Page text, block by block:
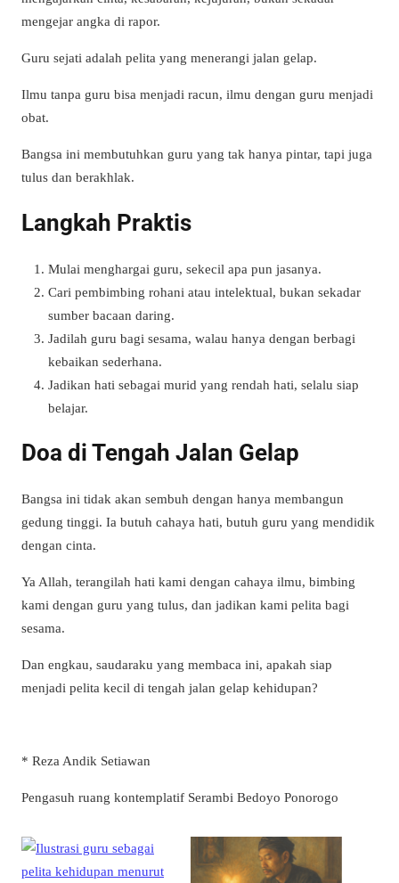
mengejar angka di rapor.
Guru sejati adalah pelita yang menerangi jalan gelap.
Ilmu tanpa guru bisa menjadi racun, ilmu dengan guru menjadi
obat.
Bangsa ini membutuhkan guru yang tak hanya pintar, tapi juga
tulus dan berakhlak.
Langkah Praktis
Mulai menghargai guru, sekecil apa pun jasanya.
Cari pembimbing rohani atau intelektual, bukan sekadar
sumber bacaan daring.
Jadilah guru bagi sesama, walau hanya dengan berbagi
kebaikan sederhana.
Jadikan hati sebagai murid yang rendah hati, selalu siap
belajar.
Doa di Tengah Jalan Gelap
Bangsa ini tidak akan sembuh dengan hanya membangun
gedung tinggi. Ia butuh cahaya hati, butuh guru yang mendidik
dengan cinta.
Ya Allah, terangilah hati kami dengan cahaya ilmu, bimbing
kami dengan guru yang tulus, dan jadikan kami pelita bagi
sesama.
Dan engkau, saudaraku yang membaca ini, apakah siap
menjadi pelita kecil di tengah jalan gelap kehidupan?
* Reza Andik Setiawan
Pengasuh ruang kontemplatif Serambi Bedoyo Ponorogo